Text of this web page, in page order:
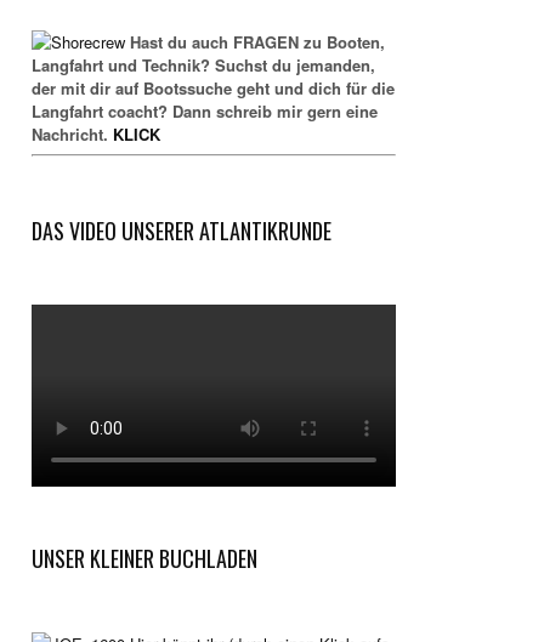
Hast du auch FRAGEN zu Booten,
Langfahrt und Technik? Suchst du jemanden,
der mit dir auf Bootssuche geht und dich für die
Langfahrt coacht? Dann schreib mir gern eine
Nachricht. KLICK
DAS VIDEO UNSERER ATLANTIKRUNDE
UNSER KLEINER BUCHLADEN